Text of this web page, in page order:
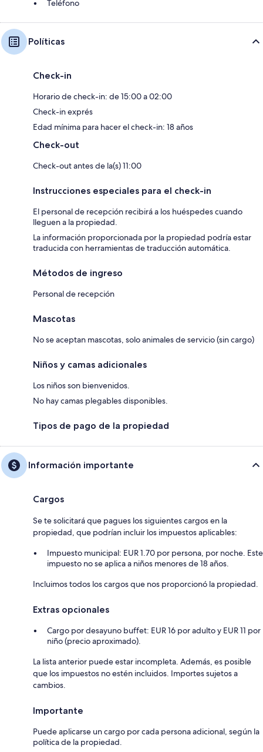
Teléfono
Políticas
Check-in
Horario de check-in: de 15:00 a 02:00
Check-in exprés
Edad mínima para hacer el check-in: 18 años
Check-out
Check-out antes de la(s) 11:00
Instrucciones especiales para el check-in
El personal de recepción recibirá a los huéspedes cuando
lleguen a la propiedad.
La información proporcionada por la propiedad podría estar
traducida con herramientas de traducción automática.
Métodos de ingreso
Personal de recepción
Mascotas
No se aceptan mascotas, solo animales de servicio (sin cargo)
Niños y camas adicionales
Los niños son bienvenidos.
No hay camas plegables disponibles.
Tipos de pago de la propiedad
Información importante
Cargos
Se te solicitará que pagues los siguientes cargos en la
propiedad, que podrían incluir los impuestos aplicables:
Impuesto municipal: EUR 1.70 por persona, por noche. Este
impuesto no se aplica a niños menores de 18 años.
Incluimos todos los cargos que nos proporcionó la propiedad.
Extras opcionales
Cargo por desayuno buffet: EUR 16 por adulto y EUR 11 por
niño (precio aproximado).
La lista anterior puede estar incompleta. Además, es posible
que los impuestos no estén incluidos. Importes sujetos a
cambios.
Importante
Puede aplicarse un cargo por cada persona adicional, según la
política de la propiedad.